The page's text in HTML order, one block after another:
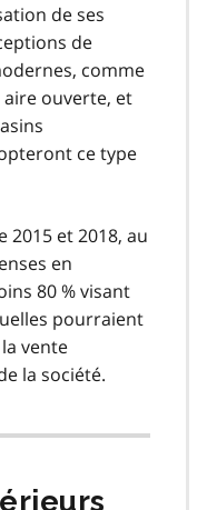
de ses
de
comme
ouverte, et
ce type
2015 et 2018, au
en
80 % visant
pourraient
vente
la société.